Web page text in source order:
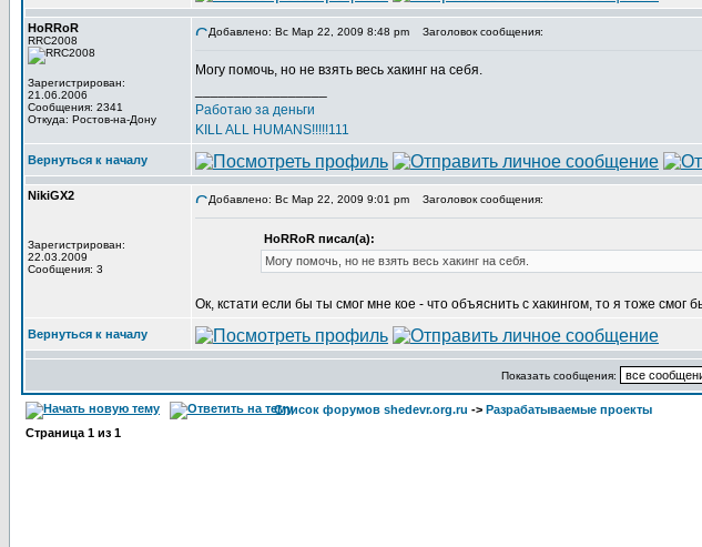
HoRRoR
RRC2008
Зарегистрирован:
21.06.2006
Сообщения: 2341
Откуда: Ростов-на-Дону
Добавлено: Вс Мар 22, 2009 8:48 pm Заголовок сообщения:
Могу помочь, но не взять весь хакинг на себя.
Работаю за деньги
KILL ALL HUMANS!!!!!111
Вернуться к началу
NikiGX2
Зарегистрирован:
22.03.2009
Сообщения: 3
Добавлено: Вс Мар 22, 2009 9:01 pm Заголовок сообщения:
HoRRoR писал(а):
Могу помочь, но не взять весь хакинг на себя.
Ок, кстати если бы ты смог мне кое - что объяснить с хакингом, то я тоже
Вернуться к началу
Показать сообщения:
Список форумов shedevr.org.ru -> Разрабатываемые проекты
Страница 1 из 1